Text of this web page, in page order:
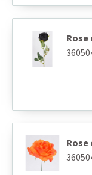
Rose
Rose